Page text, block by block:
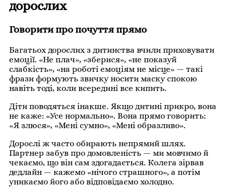
дорослих
Говорити про почуття прямо
Багатьох дорослих з дитинства вчили приховувати
емоції. «Не плач», «зберися», «не показуй
слабкість», «на роботі емоціям не місце» — такі
фрази формують звичку носити маску спокою
навіть тоді, коли всередині все кипить.
Діти поводяться інакше. Якщо дитині прикро, вона
не каже: «Усе нормально». Вона прямо говорить:
«Я злюся», «Мені сумно», «Мені образливо».
Дорослі ж часто обирають непрямий шлях.
Партнер забув про домовленість — ми мовчимо й
чекаємо, що він сам здогадається. Колега зірвав
дедлайн — кажемо «нічого страшного», а потім
уникаємо його або відповідаємо холодно.